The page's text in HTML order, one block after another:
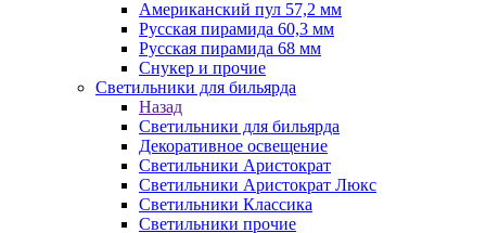
Американский пул 57,2 мм
Русская пирамида 60,3 мм
Русская пирамида 68 мм
Снукер и прочие
Светильники для бильярда
Назад
Светильники для бильярда
Декоративное освещение
Светильники Аристократ
Светильники Аристократ Люкс
Светильники Классика
Светильники прочие